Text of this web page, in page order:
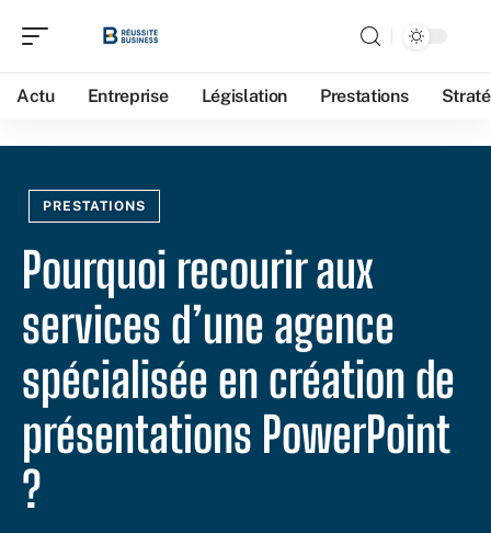
Actu Entreprise Législation Prestations
PRESTATIONS
Pourquoi recourir aux
services d’une agence
spécialisée en création de
présentations PowerPoint
?